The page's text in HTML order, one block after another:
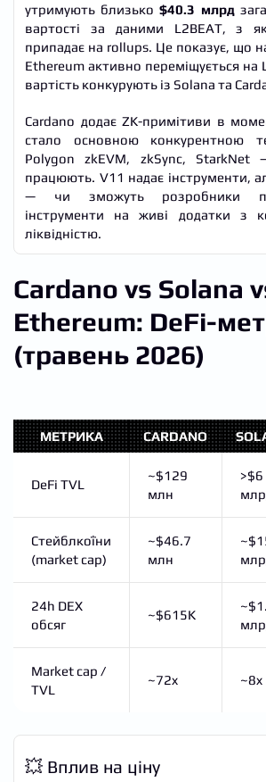
утримують близько$40.3 млрд
вартості за даними L2BEAT, з
припадає на rollups. Це показує, що
Ethereum активно переміщується на
вартість конкурують із Solana та
Cardano додає ZK-примітиви в
стало основною конкурентною
Polygon zkEVM, zkSync,
працюють. V11 надає інструменти,
— чи зможуть розробники
інструменти на живі додатки з
ліквідністю.
Cardano vs Solana
Ethereum: DeFi-
(травень 2026)
МЕТРИКА CARDANO
DeFi TVL
~$129
млн
>$6
Стейблкоїни
(market cap)
~$46.7
млн
24h DEX
обсяг
~$615K
Market cap /
TVL
~72x ~8x
💥 Вплив на ціну